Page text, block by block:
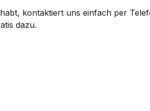
kontaktiert uns einfach per
dazu.